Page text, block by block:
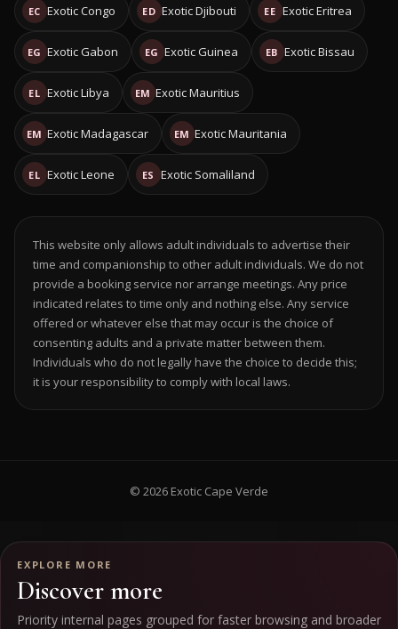
EXPLORE MORE
Discover more
Priority internal pages grouped for faster browsing and broader
EC Exotic Congo ED Exotic Djibouti EE Exotic Eritrea
EG Exotic Gabon EG Exotic Guinea EB Exotic Bissau
EL Exotic Libya EM Exotic Mauritius
EM Exotic Madagascar EM Exotic Mauritania
EL Exotic Leone ES Exotic Somaliland
This website only allows adult individuals to advertise their
time and companionship to other adult individuals. We do not
provide a booking service nor arrange meetings. Any price
indicated relates to time only and nothing else. Any service
offered or whatever else that may occur is the choice of
consenting adults and a private matter between them.
Individuals who do not legally have the choice to decide this;
it is your responsibility to comply with local laws.
© 2026 Exotic Cape Verde